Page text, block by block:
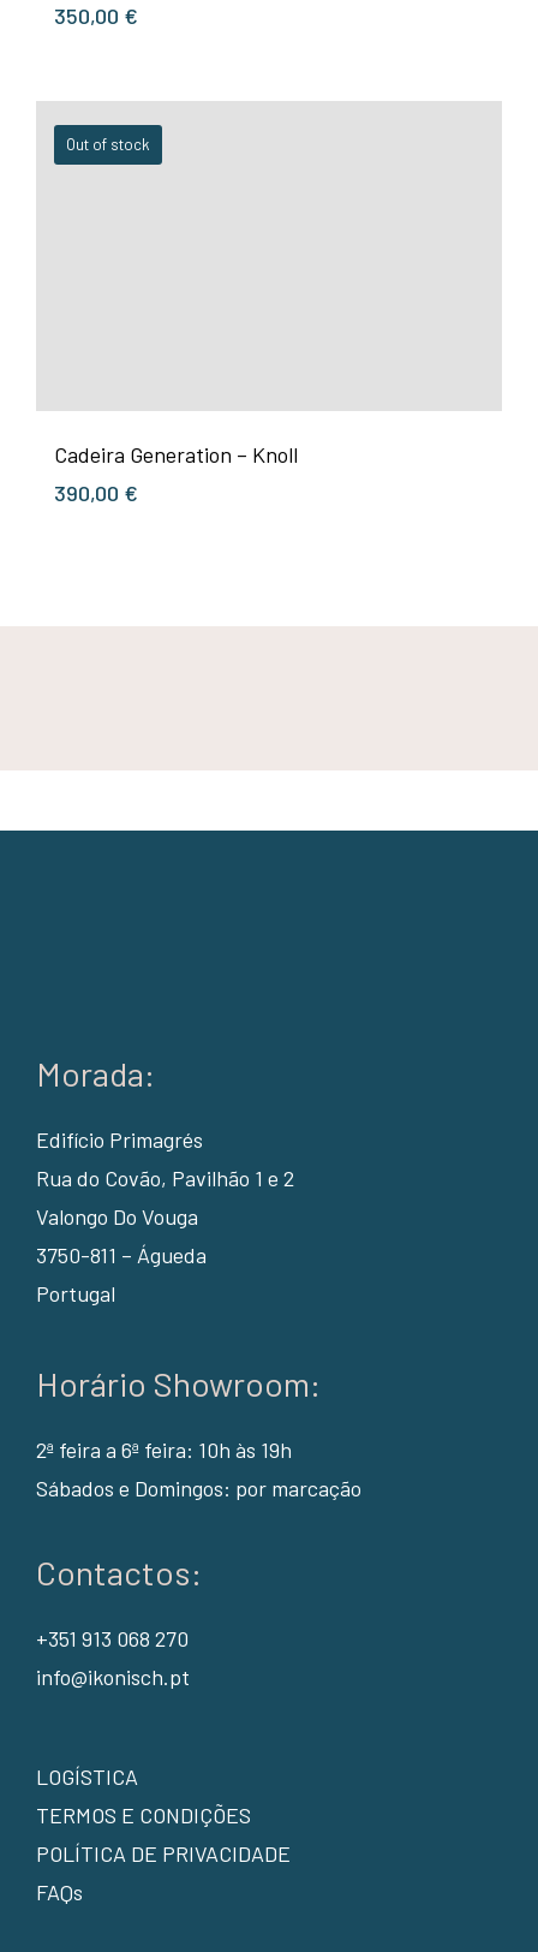
350,00 €
Out of stock
Cadeira Generation – Knoll
390,00 €
Morada:
Edifício Primagrés
Rua do Covão, Pavilhão 1 e 2
Valongo Do Vouga
3750-811 – Águeda
Portugal
Horário Showroom:
2ª feira a 6ª feira: 10h às 19h
Sábados e Domingos: por marcação
Contactos:
+351 913 068 270
info@ikonisch.pt
LOGÍSTICA
TERMOS E CONDIÇÕES
POLÍTICA DE PRIVACIDADE
FAQs